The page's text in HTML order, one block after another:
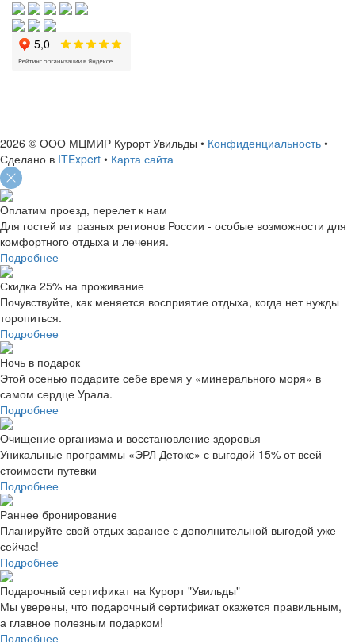
2026 © ООО МЦМИР Курорт Увильды • Конфиденциальность •
Сделано в ITExpert • Карта сайта
Оплатим проезд, перелет к нам
Для гостей из разных регионов России - особые возможности для
комфортного отдыха и лечения.
Подробнее
Скидка 25% на проживание
Почувствуйте, как меняется восприятие отдыха, когда нет нужды
торопиться.
Подробнее
Ночь в подарок
Этой осенью подарите себе время у «минерального моря» в
самом сердце Урала.
Подробнее
Очищение организма и восстановление здоровья
Уникальные программы «ЭРЛ Детокс» с выгодой 15% от всей
стоимости путевки
Подробнее
Раннее бронирование
Планируйте свой отдых заранее с дополнительной выгодой уже
сейчас!
Подробнее
Подарочный сертификат на Курорт "Увильды"
Мы уверены, что подарочный сертификат окажется правильным,
а главное полезным подарком!
Подробнее